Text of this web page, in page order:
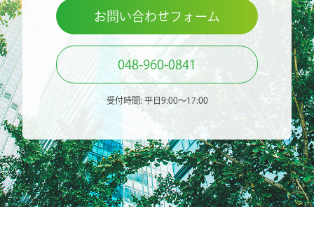
お問い合わせフォーム
048-960-0841
受付時間: 平日9:00〜17:00